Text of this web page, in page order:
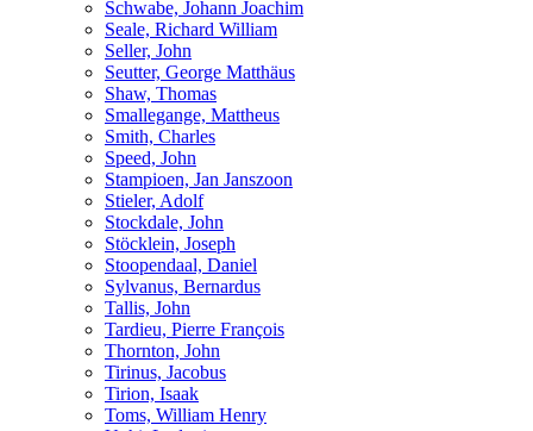
Schwabe, Johann Joachim
Seale, Richard William
Seller, John
Seutter, George Matthäus
Shaw, Thomas
Smallegange, Mattheus
Smith, Charles
Speed, John
Stampioen, Jan Janszoon
Stieler, Adolf
Stockdale, John
Stöcklein, Joseph
Stoopendaal, Daniel
Sylvanus, Bernardus
Tallis, John
Tardieu, Pierre François
Thornton, John
Tirinus, Jacobus
Tirion, Isaak
Toms, William Henry